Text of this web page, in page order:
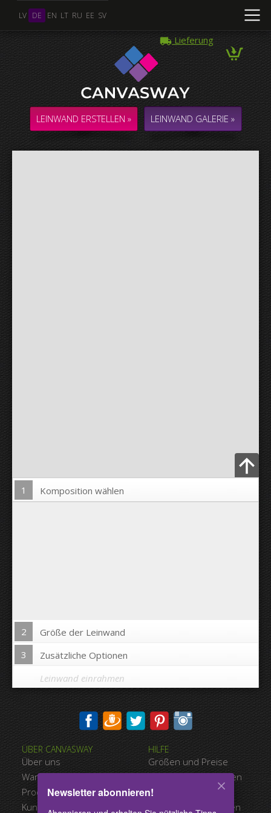
LV DE EN LT RU EE SV
Lieferung
LEINWAND ERSTELLEN » LEINWAND GALERIE »
Bild hochladen
1 Komposition wählen
2
Größe der Leinwand
3
Zusätzliche Optionen
Bild auf Leinwandkanten drucken:
Nein
Leinwand einrahmen
Mehrere Fotos
COLLAGE / KOMPOSITION aus mehreren Fotos
ÜBER CANVASWAY
Über uns
Warum Canvasway.com
Produktqualität
Kundenreferenzen
HILFE
Größen und Preise
Zahlungsmöglichkeiten
Versandart
Nutzungsbedingungen
Newsletter abonnieren!